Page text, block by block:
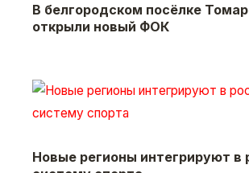
В белгородском посёлке
открыли новый ФОК
Новые регионы интегрируют в